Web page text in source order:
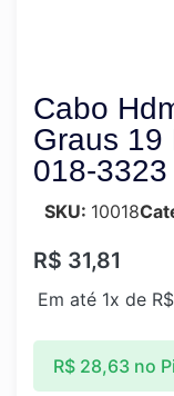
Cabo
Graus 19
018-3323
SKU: 10018
R$ 31,81
Em até 1x de R$
R$28,63 no